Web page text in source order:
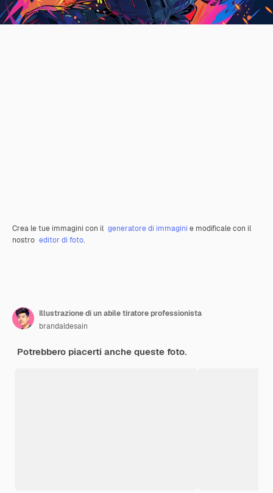
Crea le tue immagini con il generatore di immagini e modificale con il
nostro editor di foto.
Illustrazione di un abile tiratore professionista
brandaldesain
Potrebbero piacerti anche queste foto.